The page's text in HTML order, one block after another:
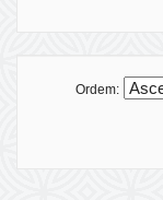
Ordem: